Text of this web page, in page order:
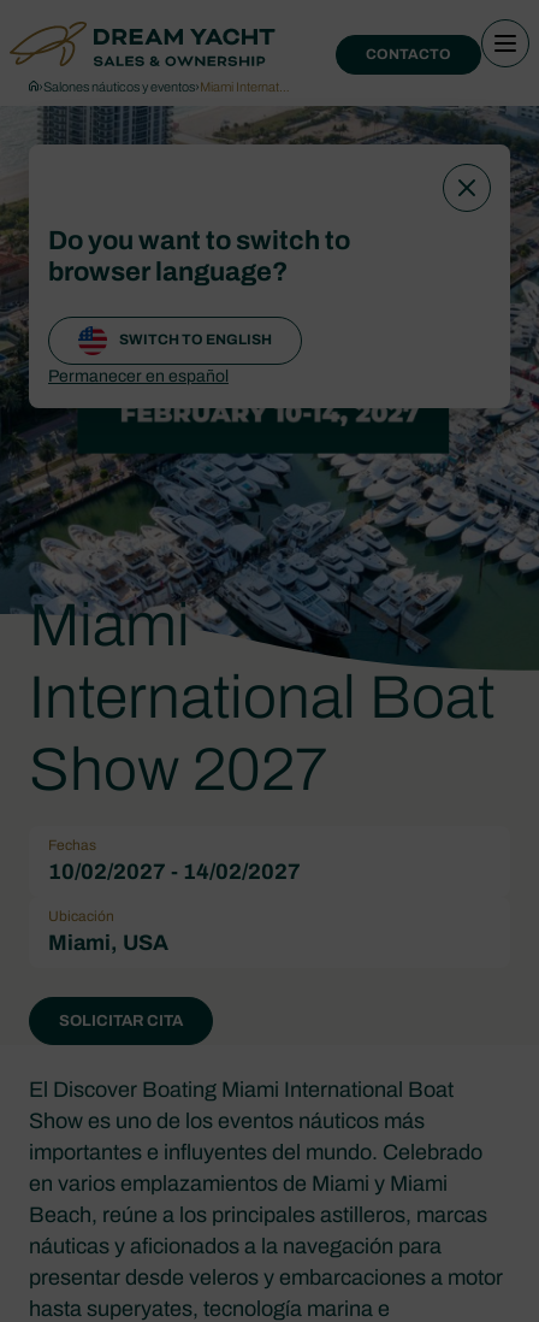
CONTACTO
›Salones náuticos y eventos›Miami Internat…
Miami
International Boat
Show 2027
Fechas
10/02/2027 - 14/02/2027
Ubicación
Miami, USA
SOLICITAR CITA
El Discover Boating Miami International Boat
Show es uno de los eventos náuticos más
importantes e influyentes del mundo. Celebrado
en varios emplazamientos de Miami y Miami
Beach, reúne a los principales astilleros, marcas
náuticas y aficionados a la navegación para
presentar desde veleros y embarcaciones a motor
hasta superyates, tecnología marina e
Do you want to switch to
browser language?
SWITCH TO ENGLISH
Permanecer en español